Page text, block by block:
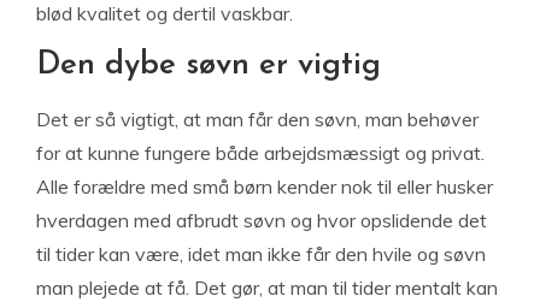
blød kvalitet og dertil vaskbar.
Den dybe søvn er vigtig
Det er så vigtigt, at man får den søvn, man behøver
for at kunne fungere både arbejdsmæssigt og privat.
Alle forældre med små børn kender nok til eller husker
hverdagen med afbrudt søvn og hvor opslidende det
til tider kan være, idet man ikke får den hvile og søvn
man plejede at få. Det gør, at man til tider mentalt kan